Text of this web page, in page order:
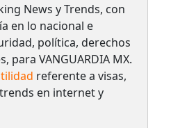
News y Trends, con
en lo nacional e
política, derechos
para VANGUARDIA MX.
referente a visas,
en internet y